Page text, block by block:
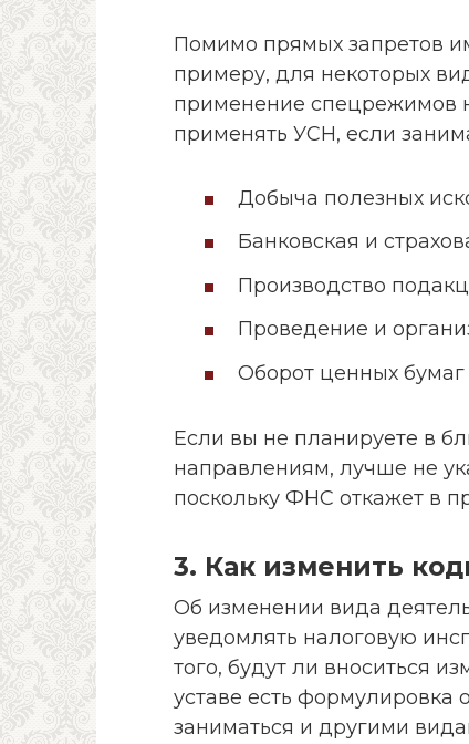
Помимо прямых запретов
примеру, для некоторых
применение спецрежимов
применять УСН, если
Добыча полезных
Банковская и
Производство
Проведение и
Оборот ценных бумаг
Если вы не планируете в
направлениям, лучше не
поскольку ФНС откажет в
3. Как изменить
Об изменении вида
уведомлять налоговую
того, будут ли вноситься
уставе есть формулировка
заниматься и другими